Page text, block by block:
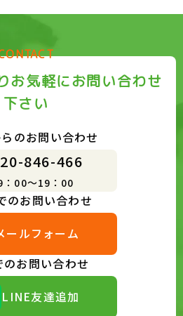
お気軽にお問い合わせ
下さい
のお問い合わせ
846-466
：00～19：00
のお問い合わせ
ールフォーム
お問い合わせ
LINE友達追加